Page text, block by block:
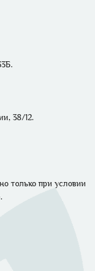
38/12.
только при условии